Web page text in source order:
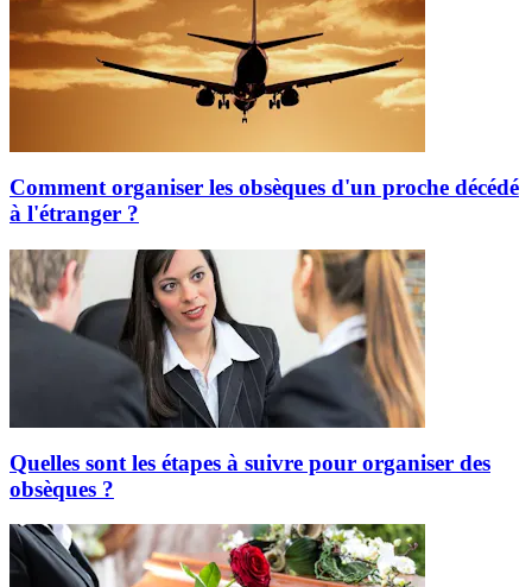
Comment organiser les obsèques d'un proche décédé
à l'étranger ?
Quelles sont les étapes à suivre pour organiser des
obsèques ?